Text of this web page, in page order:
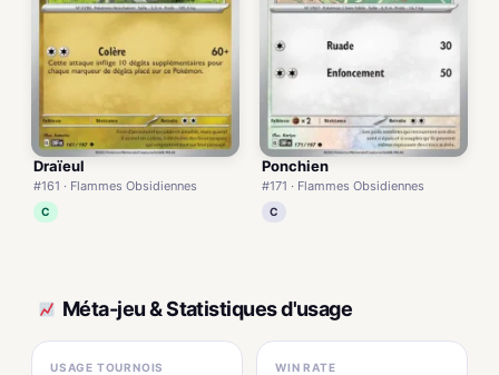
Draïeul
#161 · Flammes Obsidiennes
C
Ponchien
#171 · Flammes Obsidiennes
C
Méta-jeu & Statistiques d'usage
USAGE TOURNOIS WIN RATE